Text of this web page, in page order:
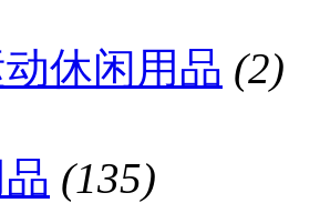
休闲用品 (2)
(135)